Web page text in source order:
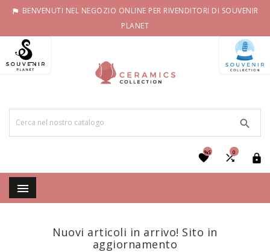

BENVENUTI NEL NEGOZIO ONLINE PER RIVENDITORI DI SOUVENIR
PLANET



0

%S

Nuovi articoli in arrivo! Sito in
aggiornamento